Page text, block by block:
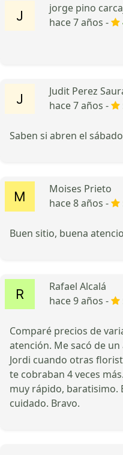
jorge pino
hace 7 años -
Judit Perez
hace 7 años -
Saben si abren el
Moises Prieto
hace 8 años -
Buen sitio, buena
Rafael Alcalá
hace 9 años -
Comparé precios de
atención. Me sacó de
Jordi cuando otras
te cobraban 4 veces
muy rápido, baratisimo.
cuidado. Bravo.